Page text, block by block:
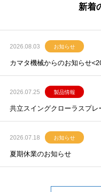
新着
2026.08.03 お知らせ
カマタ機械からのお知らせ
2026.07.25 製品情報
共立スイングクローラスプ
2026.07.18 お知らせ
夏期休業のお知らせ